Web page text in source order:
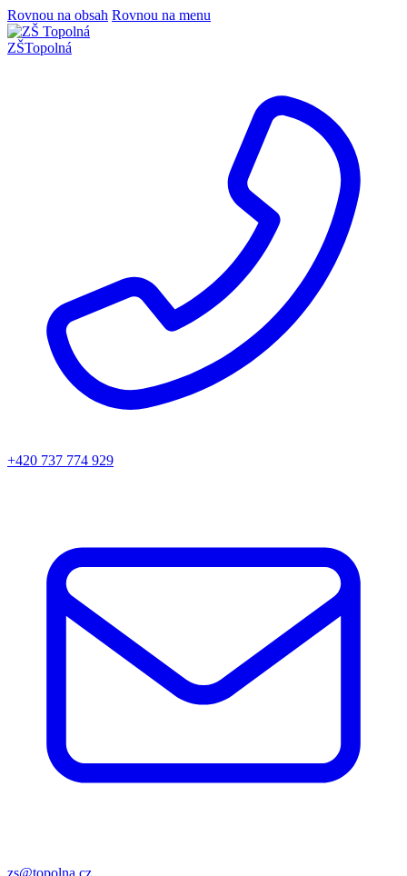
Rovnou na obsah Rovnou na menu
ZŠTopolná
+420 737 774 929
zs@topolna.cz